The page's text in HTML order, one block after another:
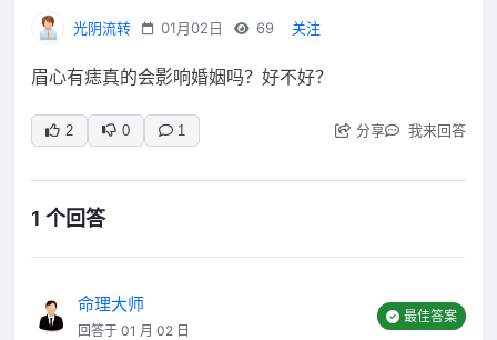
光阴流转 01月02日 69 关注
眉心有痣真的会影响婚姻吗？好不好？
2 0 1 分享 我来回答
1 个回答
命理大师
回答于 01 月 02 日
最佳答案